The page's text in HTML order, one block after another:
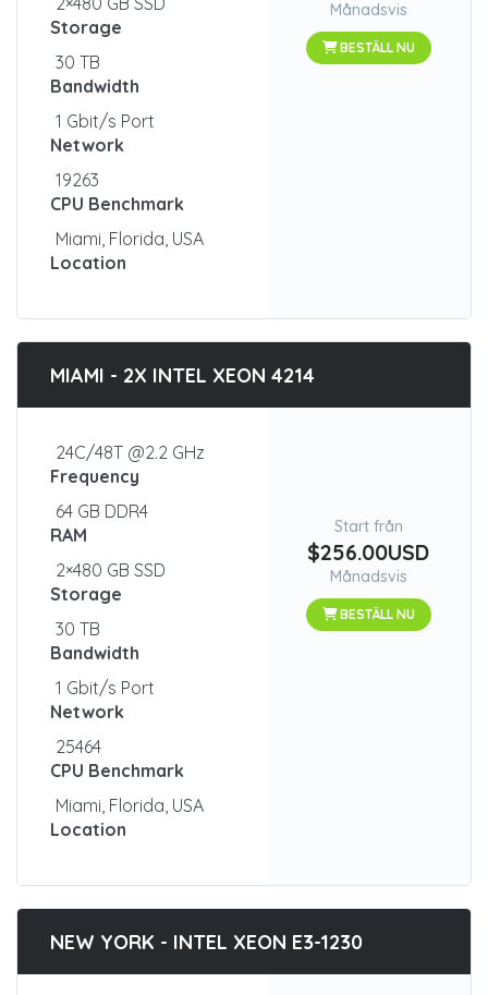
Storage
30 TB
Bandwidth
1 Gbit/s Port
Network
19263
CPU Benchmark
Miami, Florida, USA
Location
Månadsvis
BESTÄLL NU
MIAMI - 2X INTEL XEON 4214
24C/48T @2.2 GHz
Frequency
64 GB DDR4
RAM
2×480 GB SSD
Storage
30 TB
Bandwidth
1 Gbit/s Port
Network
25464
CPU Benchmark
Miami, Florida, USA
Location
Start från
$256.00USD
Månadsvis
BESTÄLL NU
NEW YORK - INTEL XEON E3-1230